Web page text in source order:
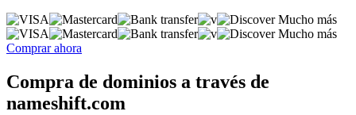
Mucho más
Mucho más
Comprar ahora
Compra de dominios a través de
nameshift.com